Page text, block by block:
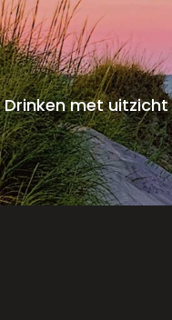
Drinken met uitzicht